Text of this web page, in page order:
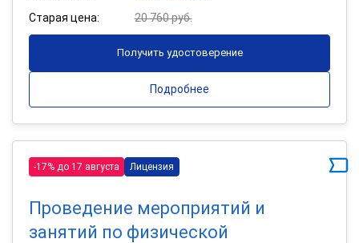
Старая цена:
20 760 руб.
Получить удостоверение
Подробнее
-17% до 17 августа Лицензия
Проведение мероприятий и
занятий по физической